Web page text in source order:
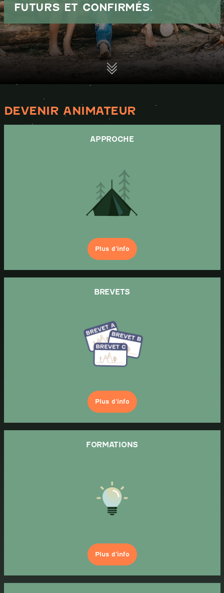
FUTURS ET CONFIRMÉS.
DEVENIR ANIMATEUR
APPROCHE
Plus d’info
BREVETS
Plus d’info
FORMATIONS
Plus d’info